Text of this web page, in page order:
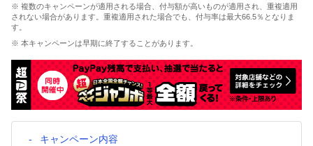
※ 複数のキャンペーンが適用される場合、付与額が高いものが適用され、重複適用
されない場合があります。重複適用された場合でも、付与率は最大66.5％となりま
す。
※ 本キャンペーンは早期に終了することがあります。
キャンペーン内容